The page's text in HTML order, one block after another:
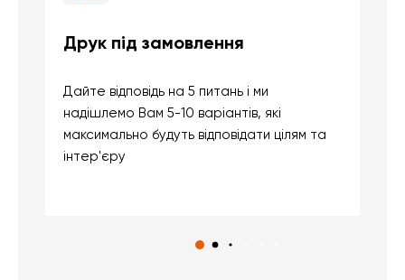
Друк під замовлення
Дайте відповідь на 5 питань і ми
надішлемо Вам 5-10 варіантів, які
максимально будуть відповідати цілям та
інтер'єру